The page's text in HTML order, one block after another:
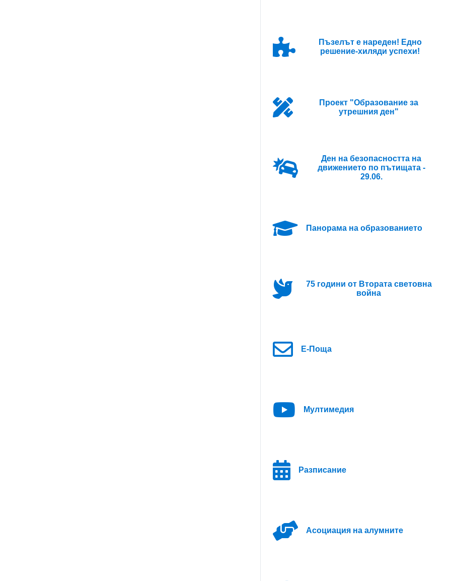
Пъзелът е нареден! Едно
решение-хиляди успехи!
Проект "Образование за
утрешния ден"
Ден на безопасността на
движението по пътищата -
29.06.
Панорама на образованието
75 години от Втората световна
война
Е-Поща
Мултимедия
Разписание
Асоциация на алумните